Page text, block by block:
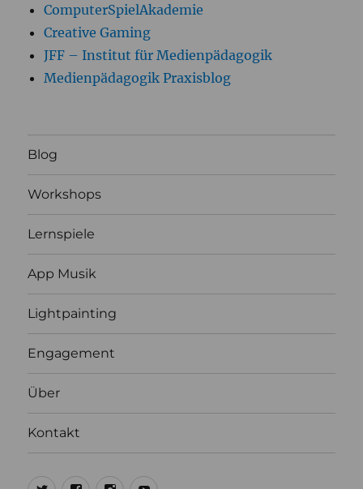
ComputerSpielAkademie
Creative Gaming
JFF – Institut für Medienpädagogik
Medienpädagogik Praxisblog
Blog
Workshops
Lernspiele
App Musik
Lightpainting
Engagement
Über
Kontakt